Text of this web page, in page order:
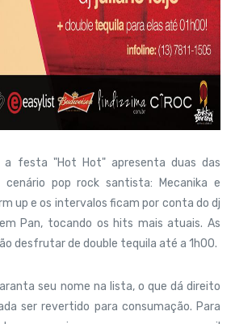
a festa "Hot Hot" apresenta duas das
cenário pop rock santista: Mecanika e
up e os intervalos ficam por conta do dj
Pan, tocando os hits mais atuais. As
desfrutar de double tequila até a 1h00.
seu nome na lista, o que dá direito
ser revertido para consumação. Para